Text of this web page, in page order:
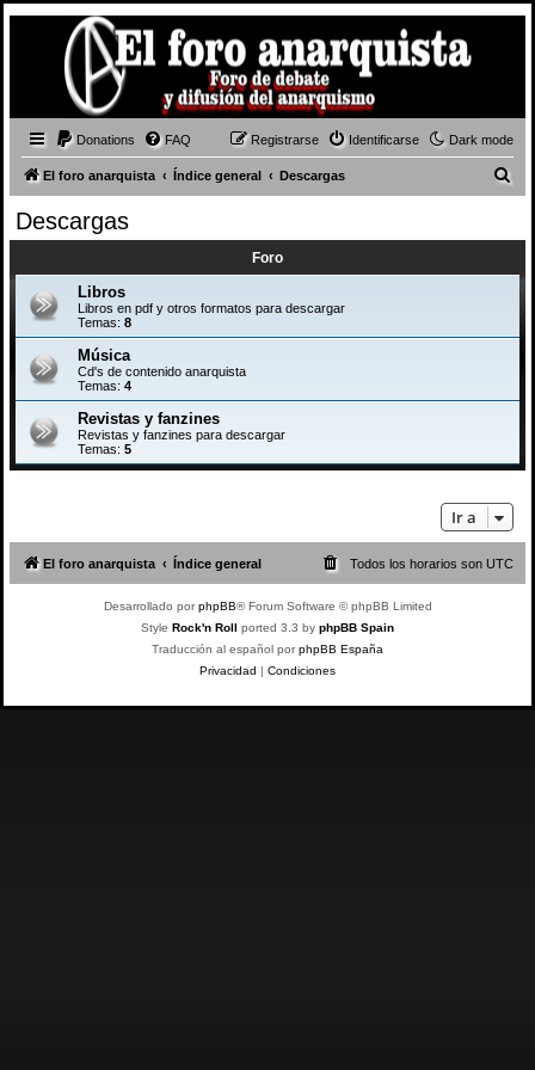
Dark mode
Donations FAQ Identificarse
Registrarse
El foro anarquista Índice general Descargas
Descargas
Foro
Libros
Libros en pdf y otros formatos para descargar
Temas: 8
Música
Cd's de contenido anarquista
Temas: 4
Revistas y fanzines
Revistas y fanzines para descargar
Temas: 5
Ir a
El foro anarquista Índice general Todos los horarios son UTC
Desarrollado porphpBB® Forum Software © phpBB Limited
Style Rock'n Roll ported 3.3 by phpBB Spain
Traducción al español porphpBB España
Privacidad | Condiciones